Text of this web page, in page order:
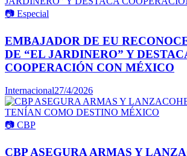
📷 Especial
EMBAJADOR DE EU
DE “EL JARDINERO” Y
COOPERACIÓN CON MÉXICO
Internacional27/4/2026
📷 CBP
CBP ASEGURA ARMAS Y